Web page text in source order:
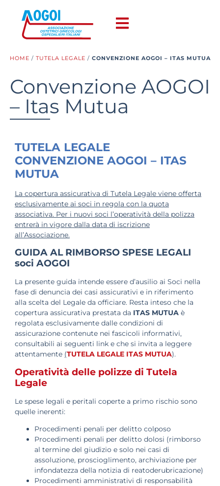
HOME / TUTELA LEGALE / CONVENZIONE AOGOI – ITAS MUTUA
Convenzione AOGOI
– Itas Mutua
TUTELA LEGALE
CONVENZIONE AOGOI – ITAS
MUTUA
La copertura assicurativa di Tutela Legale viene offerta
esclusivamente ai soci in regola con la quota
associativa. Per i nuovi soci l’operatività della polizza
entrerà in vigore dalla data di iscrizione
all’Associazione.
GUIDA AL RIMBORSO SPESE LEGALI
soci AOGOI
La presente guida intende essere d’ausilio ai Soci nella
fase di denuncia dei casi assicurativi e in riferimento
alla scelta del Legale da officiare. Resta inteso che la
copertura assicurativa prestata da ITAS MUTUA è
regolata esclusivamente dalle condizioni di
assicurazione contenute nei fascicoli informativi,
consultabili ai seguenti link e che si invita a leggere
attentamente (TUTELA LEGALE ITAS MUTUA).
Operatività delle polizze di Tutela
Legale
Le spese legali e peritali coperte a primo rischio sono
quelle inerenti:
Procedimenti penali per delitto colposo
Procedimenti penali per delitto dolosi (rimborso
al termine del giudizio e solo nei casi di
assoluzione, proscioglimento, archiviazione per
infondatezza della notizia di reatoderubricazione)
Procedimenti amministrativi di responsabilità